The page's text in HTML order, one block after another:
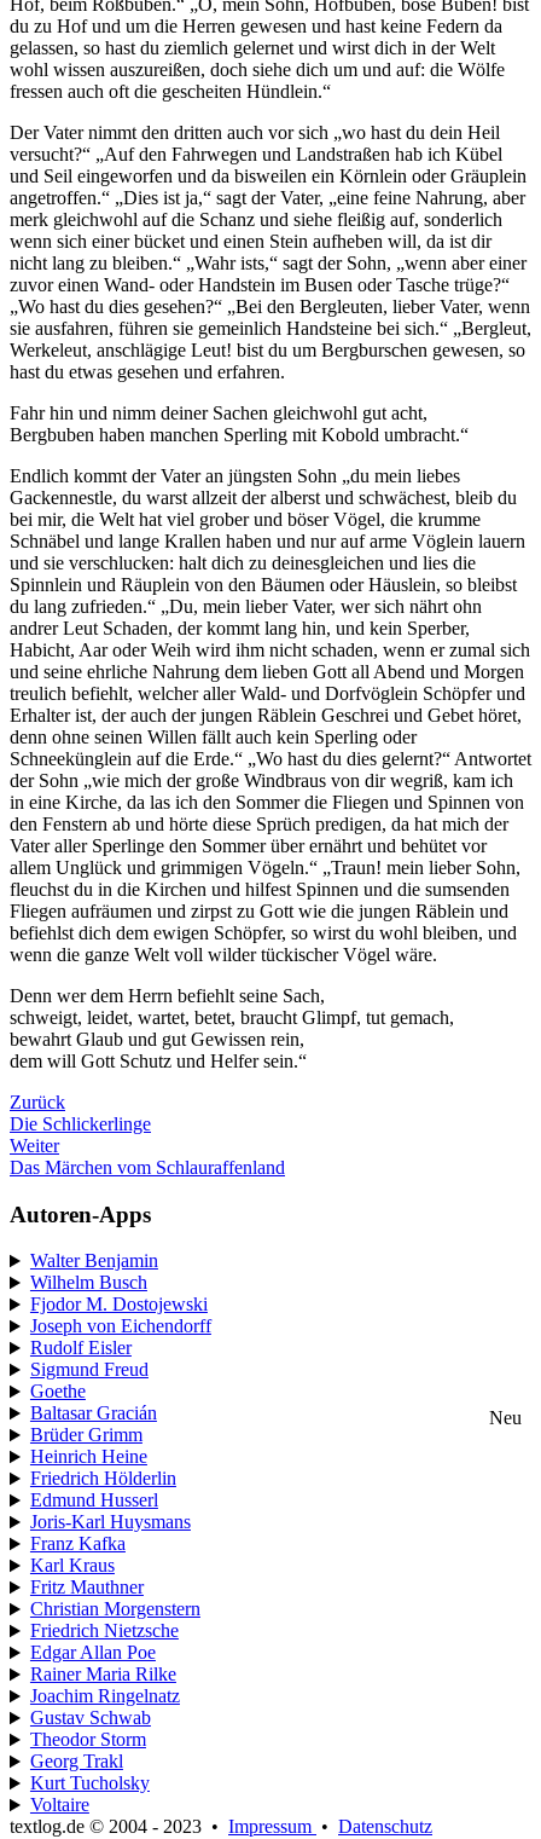
du zu Hof und um die Herren gewesen und hast keine Federn da
gelassen, so hast du ziemlich gelernet und wirst dich in der Welt
wohl wissen auszureißen, doch siehe dich um und auf: die Wölfe
fressen auch oft die gescheiten Hündlein.“
Der Vater nimmt den dritten auch vor sich „wo hast du dein Heil
versucht?“ „Auf den Fahrwegen und Landstraßen hab ich Kübel
und Seil eingeworfen und da bisweilen ein Körnlein oder Gräuplein
angetroffen.“ „Dies ist ja,“ sagt der Vater, „eine feine Nahrung, aber
merk gleichwohl auf die Schanz und siehe fleißig auf, sonderlich
wenn sich einer bücket und einen Stein aufheben will, da ist dir
nicht lang zu bleiben.“ „Wahr ists,“ sagt der Sohn, „wenn aber einer
zuvor einen Wand- oder Handstein im Busen oder Tasche trüge?“
„Wo hast du dies gesehen?“ „Bei den Bergleuten, lieber Vater, wenn
sie ausfahren, führen sie gemeinlich Handsteine bei sich.“ „Bergleut,
Werkeleut, anschlägige Leut! bist du um Bergburschen gewesen, so
hast du etwas gesehen und erfahren.
Fahr hin und nimm deiner Sachen gleichwohl gut acht,
Bergbuben haben manchen Sperling mit Kobold umbracht.“
Endlich kommt der Vater an jüngsten Sohn „du mein liebes
Gackennestle, du warst allzeit der alberst und schwächest, bleib du
bei mir, die Welt hat viel grober und böser Vögel, die krumme
Schnäbel und lange Krallen haben und nur auf arme Vöglein lauern
und sie verschlucken: halt dich zu deinesgleichen und lies die
Spinnlein und Räuplein von den Bäumen oder Häuslein, so bleibst
du lang zufrieden.“ „Du, mein lieber Vater, wer sich nährt ohn
andrer Leut Schaden, der kommt lang hin, und kein Sperber,
Habicht, Aar oder Weih wird ihm nicht schaden, wenn er zumal sich
und seine ehrliche Nahrung dem lieben Gott all Abend und Morgen
treulich befiehlt, welcher aller Wald- und Dorfvöglein Schöpfer und
Erhalter ist, der auch der jungen Räblein Geschrei und Gebet höret,
denn ohne seinen Willen fällt auch kein Sperling oder
Schneekünglein auf die Erde.“ „Wo hast du dies gelernt?“ Antwortet
der Sohn „wie mich der große Windbraus von dir wegriß, kam ich
in eine Kirche, da las ich den Sommer die Fliegen und Spinnen von
den Fenstern ab und hörte diese Sprüch predigen, da hat mich der
Vater aller Sperlinge den Sommer über ernährt und behütet vor
allem Unglück und grimmigen Vögeln.“ „Traun! mein lieber Sohn,
fleuchst du in die Kirchen und hilfest Spinnen und die sumsenden
Fliegen aufräumen und zirpst zu Gott wie die jungen Räblein und
befiehlst dich dem ewigen Schöpfer, so wirst du wohl bleiben, und
wenn die ganze Welt voll wilder tückischer Vögel wäre.
Denn wer dem Herrn befiehlt seine Sach,
schweigt, leidet, wartet, betet, braucht Glimpf, tut gemach,
bewahrt Glaub und gut Gewissen rein,
dem will Gott Schutz und Helfer sein.“
Zurück
Die Schlickerlinge
Weiter
Das Märchen vom Schlauraffenland
Autoren-Apps
Walter Benjamin
Wilhelm Busch
Fjodor M. Dostojewski
Joseph von Eichendorff
Rudolf Eisler
Sigmund Freud
Goethe
Baltasar Gracián
Neu
Brüder Grimm
Heinrich Heine
Friedrich Hölderlin
Edmund Husserl
Joris-Karl Huysmans
Franz Kafka
Karl Kraus
Fritz Mauthner
Christian Morgenstern
Friedrich Nietzsche
Edgar Allan Poe
Rainer Maria Rilke
Joachim Ringelnatz
Gustav Schwab
Theodor Storm
Georg Trakl
Kurt Tucholsky
Voltaire
textlog.de © 2004 - 2023 • Impressum • Datenschutz